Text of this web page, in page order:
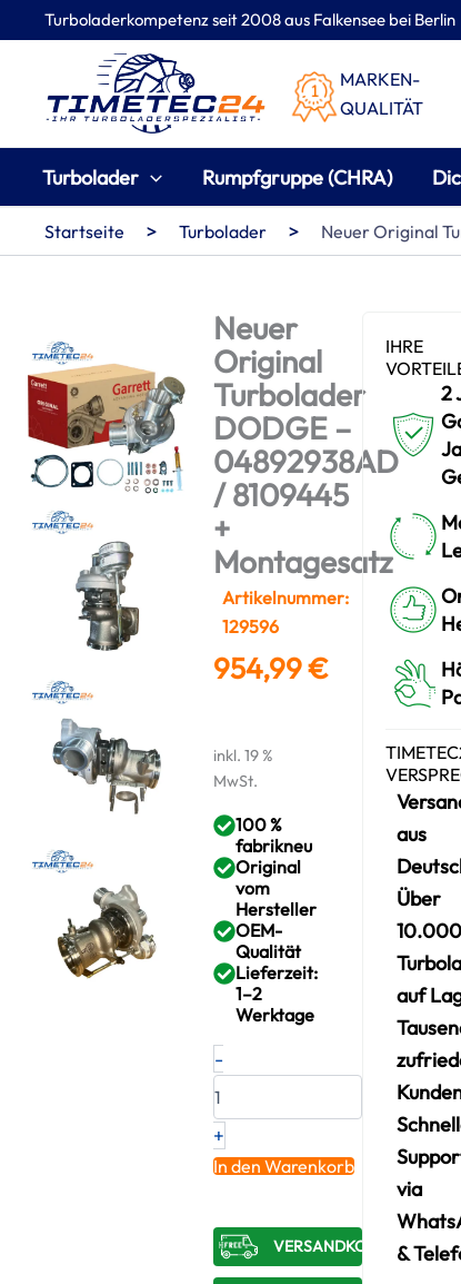
Turboladerkompetenz seit 2008 aus Falkensee bei Berlin
MARKEN-
QUALITÄT
Turbolader Rumpfgruppe (CHRA)
Inhalt
Startseite > Turbolader > Neuer Original
Neuer
Original
Turbolader
DODGE –
04892938AD
/ 8109445
+
Montagesatz
Artikelnummer:
129596
954,99€
inkl. 19 %
MwSt.
100 %
fabrikneu
Original
vom
Hersteller
OEM-
Qualität
Lieferzeit:
1–2
Werktage
-Neuer
Original
DODGE
–
04892938AD
/
+
Montagesatz
Menge
+
In den Warenkorb
VERSANDKOSTENFREI​
IHRE
2
aus
Über
10.000
auf
via
&